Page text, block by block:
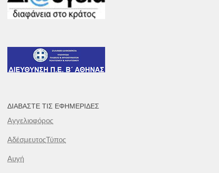
ΔΙΑΒΆΣΤΕ ΤΙΣ ΕΦΗΜΕΡΊΔΕΣ
Αγγελιοφόρος
ΑδέσμευτοςΤύπος
Αυγή